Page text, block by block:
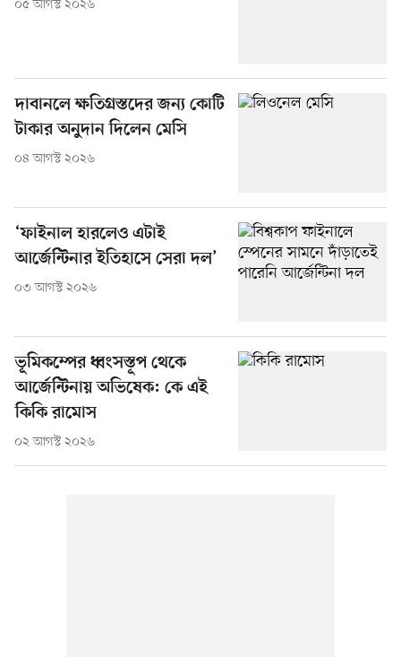
০৫ আগস্ট ২০২৬
দাবানলে ক্ষতিগ্রস্তদের জন্য কোটি
টাকার অনুদান দিলেন মেসি
০৪ আগস্ট ২০২৬
‘ফাইনাল হারলেও এটাই
আর্জেন্টিনার ইতিহাসে সেরা দল’
০৩ আগস্ট ২০২৬
ভূমিকম্পের ধ্বংসস্তূপ থেকে
আর্জেন্টিনায় অভিষেক: কে এই
কিকি রামোস
০২ আগস্ট ২০২৬